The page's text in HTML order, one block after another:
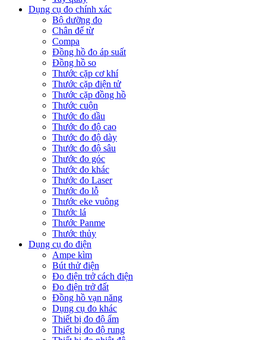
Dụng cụ đo chính xác
Bộ dưỡng đo
Chân đế từ
Compa
Đồng hồ đo áp suất
Đồng hồ so
Thước cặp cơ khí
Thước cặp điện tử
Thước cặp đồng hồ
Thước cuộn
Thước đo dầu
Thước đo độ cao
Thước đo độ dày
Thước đo độ sâu
Thước đo góc
Thước đo khác
Thước đo Laser
Thước đo lỗ
Thước eke vuông
Thước lá
Thước Panme
Thước thủy
Dụng cụ đo điện
Ampe kìm
Bút thử điện
Đo điện trở cách điện
Đo điện trở đất
Đồng hồ vạn năng
Dụng cụ đo khác
Thiết bị đo độ ẩm
Thiết bị đo độ rung